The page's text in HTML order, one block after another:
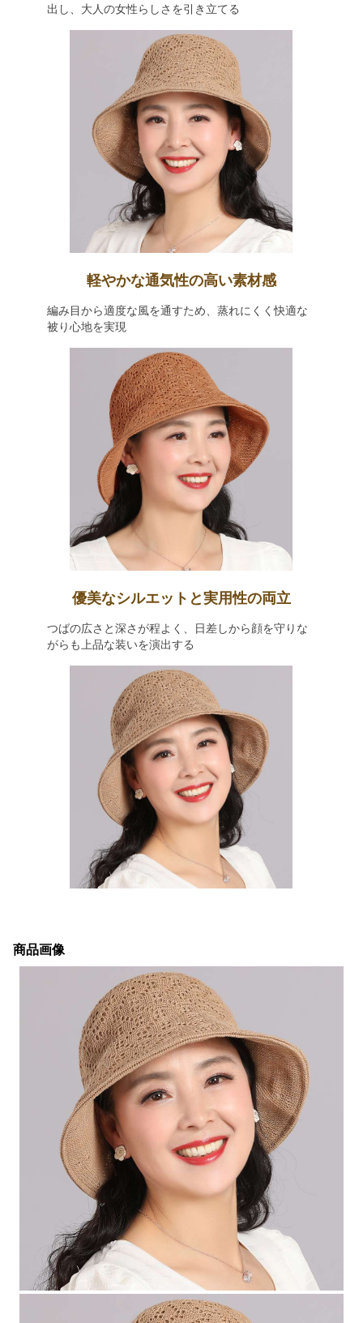
出し、大人の女性らしさを引き立てる
軽やかな通気性の高い素材感
編み目から適度な風を通すため、蒸れにくく快適な
被り心地を実現
優美なシルエットと実用性の両立
つばの広さと深さが程よく、日差しから顔を守りな
がらも上品な装いを演出する
商品画像